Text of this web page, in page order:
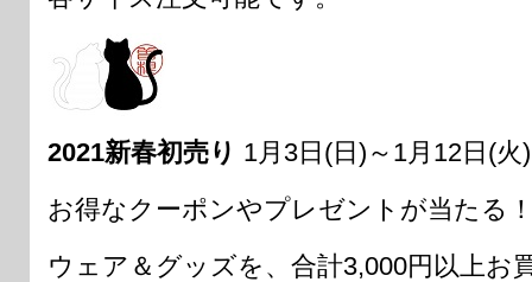
2021新春初売り 1月3日(日)～1月12日(火)
お得なクーポンやプレゼントが当たる
ウェア＆グッズを、合計3,000円以上お